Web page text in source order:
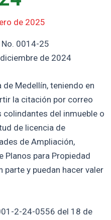
de 2025
No. 0014-25
de 2024
de Medellín, teniendo en
la citación por correo
del inmueble o
de licencia de
de Ampliación,
Planos para Propiedad
parte y puedan hacer valer
2-24-0556 del 18 de